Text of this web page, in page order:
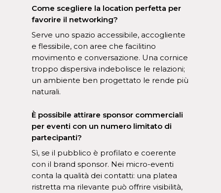
Come scegliere la location perfetta per
favorire il networking?
Serve uno spazio accessibile, accogliente
e flessibile, con aree che facilitino
movimento e conversazione. Una cornice
troppo dispersiva indebolisce le relazioni;
un ambiente ben progettato le rende più
naturali.
È possibile attirare sponsor commerciali
per eventi con un numero limitato di
partecipanti?
Sì, se il pubblico è profilato e coerente
con il brand sponsor. Nei micro-eventi
conta la qualità dei contatti: una platea
ristretta ma rilevante può offrire visibilità,